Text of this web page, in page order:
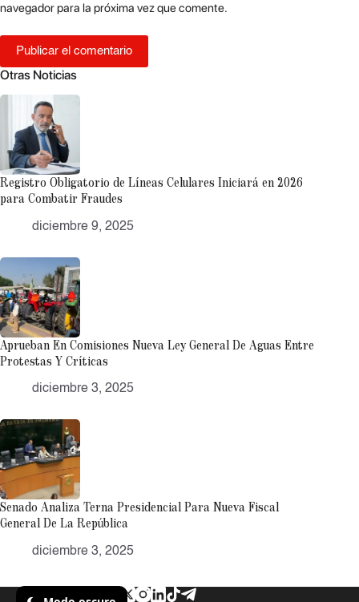
navegador para la próxima vez que comente.
Publicar el comentario
Otras Noticias
Registro Obligatorio de Líneas Celulares Iniciará en 2026
para Combatir Fraudes
diciembre 9, 2025
Aprueban En Comisiones Nueva Ley General De Aguas Entre
Protestas Y Críticas
diciembre 3, 2025
Senado Analiza Terna Presidencial Para Nueva Fiscal
General De La República
diciembre 3, 2025